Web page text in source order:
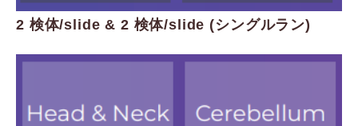
2 検体/slide & 2 検体/slide (シングルラン)